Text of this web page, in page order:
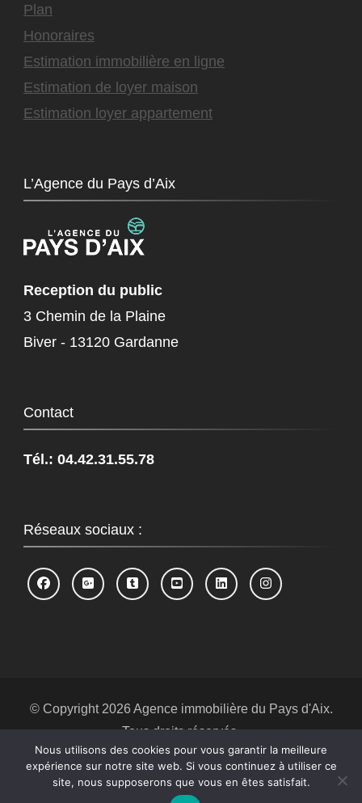
Plan
Honoraires
Estimation immobilière en ligne
Estimation de loyer maison
Estimation loyer appartement
L’Agence du Pays d’Aix
Reception du public
3 Chemin de la Plaine
Biver - 13120 Gardanne
Contact
Tél.: 04.42.31.55.78
Réseaux sociaux :
© Copyright 2026 Agence immobilière du Pays d'Aix.
Tous droits réservés.
Blossom Spa | Développé parBlossom
Themes
.Propulsé par WordPress .Politique de
confidentialité
Nous utilisons des cookies pour vous garantir la meilleure
expérience sur notre site web. Si vous continuez à utiliser ce
site, nous supposerons que vous en êtes satisfait.